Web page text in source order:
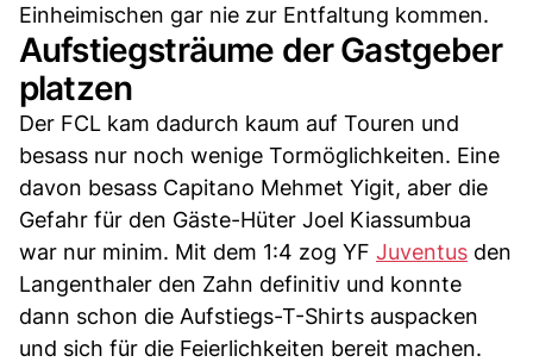
Einheimischen gar nie zur Entfaltung kommen.
Aufstiegsträume der Gastgeber
platzen
Der FCL kam dadurch kaum auf Touren und
besass nur noch wenige Tormöglichkeiten. Eine
davon besass Capitano Mehmet Yigit, aber die
Gefahr für den Gäste-Hüter Joel Kiassumbua
war nur minim. Mit dem 1:4 zog YF Juventus den
Langenthaler den Zahn definitiv und konnte
dann schon die Aufstiegs-T-Shirts auspacken
und sich für die Feierlichkeiten bereit machen.